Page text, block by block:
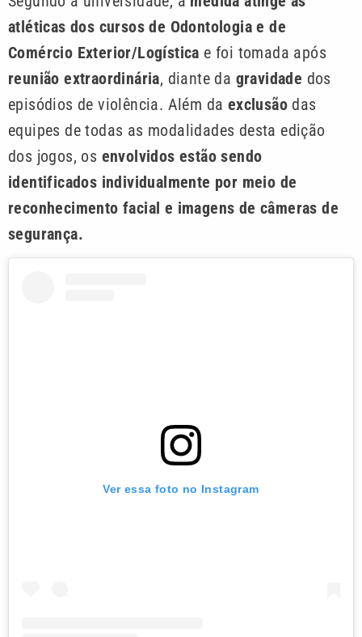
atléticas dos cursos de Odontologia e de
Comércio Exterior/Logística e foi tomada após
reunião extraordinária, diante da gravidade dos
episódios de violência. Além da exclusão das
equipes de todas as modalidades desta edição
dos jogos, os envolvidos estão sendo
identificados individualmente por meio de
reconhecimento facial e imagens de câmeras de
segurança.
Ver essa foto no Instagram